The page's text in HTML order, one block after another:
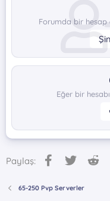
Forumda bir
Eğer bir
Paylaş: Facebook
Twitter
65-250 Pvp Serverler